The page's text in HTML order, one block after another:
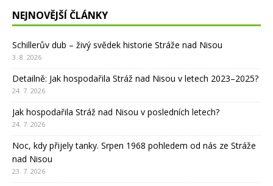
NEJNOVĚJŠÍ ČLÁNKY
Schillerův dub – živý svědek historie Stráže nad Nisou
3. 8. 2026
Detailně: Jak hospodařila Stráž nad Nisou v letech 2023–2025?
24. 7. 2026
Jak hospodařila Stráž nad Nisou v posledních letech?
24. 7. 2026
Noc, kdy přijely tanky. Srpen 1968 pohledem od nás ze Stráže
nad Nisou
23. 7. 2026